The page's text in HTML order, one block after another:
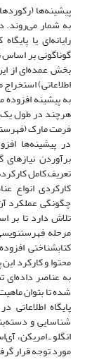
پیشینه‌ها
به شمار می‌روند.
رایانه‌ای یا
گوناگونی بر اساس
بخش عمده‌ای از
اطلاعاتی)
به پیشینه
هرچند در طول یک
فرمت مارک
در پیشینه‌ها
برآوردن
تعریف کامل
کارکردی انواع
چگونگی عملکرد
تلاش دارد تا بر
مرحله
کتابشناختی
محتوا و کارکرد
به عناصر
شده تا بتوان
پایگاه اطلاعاتی
شناسایی و
مورد توجه قرار